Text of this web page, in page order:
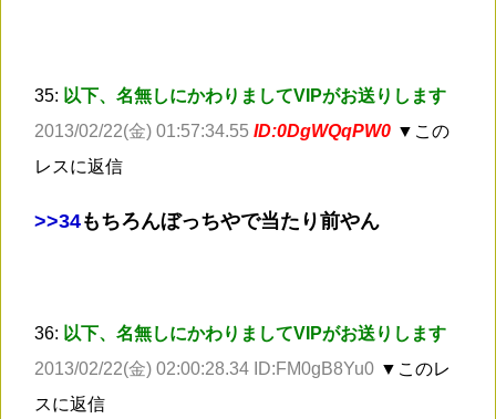
35: 以下、名無しにかわりましてVIPがお送りします
2013/02/22(金) 01:57:34.55 ID:0DgWQqPW0 ▼この
レスに返信
>>34もちろんぼっちやで当たり前やん
36: 以下、名無しにかわりましてVIPがお送りします
2013/02/22(金) 02:00:28.34 ID:FM0gB8Yu0 ▼このレ
スに返信